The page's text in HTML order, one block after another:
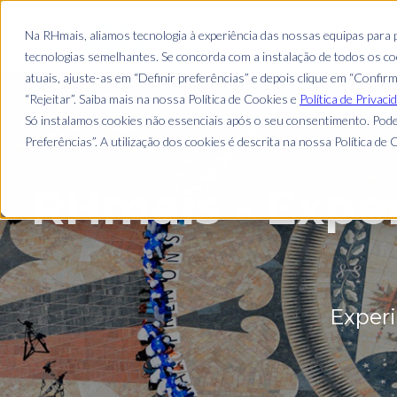
Na RHmais, aliamos tecnologia à experiência das nossas equipas
tecnologias semelhantes. Se concorda com a instalação de todos os
atuais, ajuste-as em “Definir preferências” e depois clique em
“Rejeitar”. Saiba mais na nossa Política de Cookies e Política de
Só instalamos cookies não essenciais após o seu consentimento.
Preferências”. A utilização dos cookies é descrita na nossa Política de
EMPRESAS
RHmais -